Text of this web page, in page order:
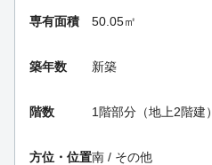
専有面積 50.05㎡
築年数 新築
階数 1階部分（地上2階建）
方位・位置南 / その他